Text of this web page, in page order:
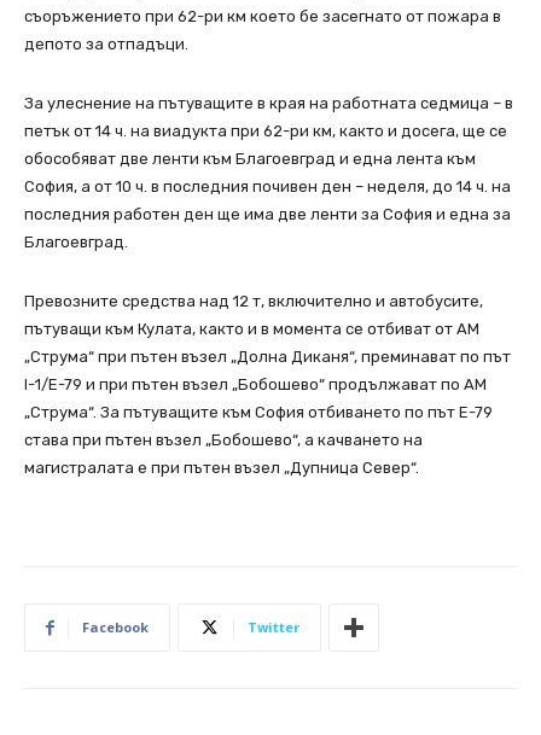
съоръжението при 62-ри км което бе засегнато от пожара в
депото за отпадъци.
За улеснение на пътуващите в края на работната седмица – в
петък от 14 ч. на виадукта при 62-ри км, както и досега, ще се
обособяват две ленти към Благоевград и една лента към
София, а от 10 ч. в последния почивен ден – неделя, до 14 ч. на
последния работен ден ще има две ленти за София и една за
Благоевград.
Превозните средства над 12 т, включително и автобусите,
пътуващи към Кулата, както и в момента се отбиват от АМ
„Струма“ при пътен възел „Долна Диканя“, преминават по път
I-1/Е-79 и при пътен възел „Бобошево“ продължават по АМ
„Струма“. За пътуващите към София отбиването по път Е-79
става при пътен възел „Бобошево“, а качването на
магистралата е при пътен възел „Дупница Север“.
Facebook Twitter